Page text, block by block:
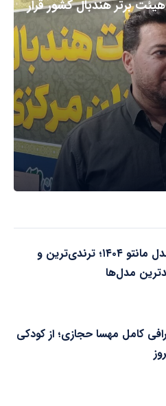
مرکزی در جمع ۱۰ هیئت برتر هندبال کشور قرار
۱۵ مدل مانتو ۱۴۰۴؛ ترندی‌ترین و
مدل‌ها
کامل مهسا حجازی؛ از کودکی